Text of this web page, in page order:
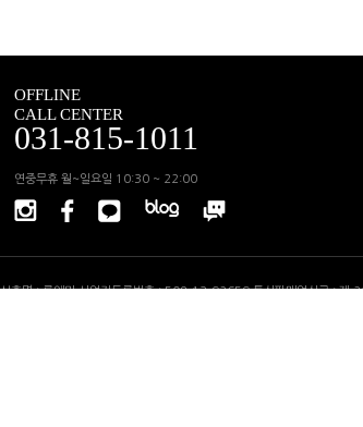
OFFLINE
CALL CENTER
031-815-1011
연중무휴 월~일요일 10:30 ~ 22:00
상호명 : 룩앤미 사업자등록번호 : 508-13-92659 통신판매업신고 : 제